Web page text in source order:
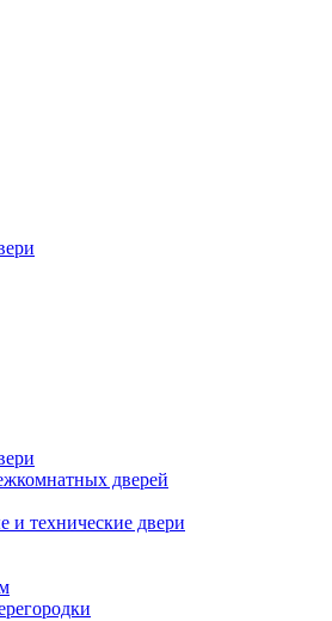
дверей
и технические двери